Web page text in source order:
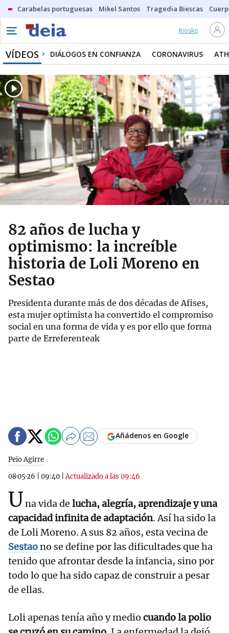
Carabelas portuguesas Mikel Santos Tragedia Biescas
Kiosko
VÍDEOS DIÁLOGOS EN CONFIANZA CORONAVIRUS
82 años de lucha y
optimismo: la increíble
historia de Loli Moreno en
Sestao
Presidenta durante más de dos décadas de Afises,
esta mujer optimista ha convertido el compromiso
social en una forma de vida y es por ello que forma
parte de Erreferenteak
Peio Agirre
08·05·26
09:40 |Actualizado a las 09:46
Añádenos en Google
Una vida de lucha, alegría, aprendizaje y una
capacidad infinita de adaptación. Así ha sido la
de Loli Moreno. A sus 82 años, esta vecina de
Sestaono se define por las dificultades que ha
tenido que afrontar desde la infancia, sino por
todo lo que ha sido capaz de construir a pesar
de ellas.
Loli apenas tenía año y medio cuando la polio